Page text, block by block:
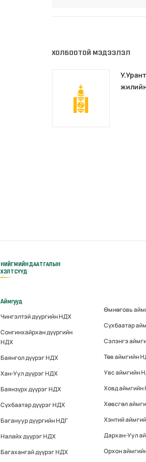
ХОЛБООТОЙ МЭДЭЭЛЭЛ
НИЙГМИЙН ДААТГАЛЫН
ХЭЛТСҮҮД
Аймгууд
Чингэлтэй дүүргийн НДХ
Сонгинхайрхан дүүргийн
НДХ
Баянгол дүүрэг НДХ
Хан-Уул дүүрэг НДХ
Баянзүрх дүүрэг НДХ
Сүхбаатар дүүрэг НДХ
Багануур дүүргийн НДГ
Налайх дүүрэг НДХ
Багахангай дүүрэг НДХ
Өмнөговь
Сүхбаатар
Сэлэнгэ
Төв аймгийн
Увс аймгийн
Ховд
Хөвсгөл
Хэнтий
Дархан-Уул
Орхон